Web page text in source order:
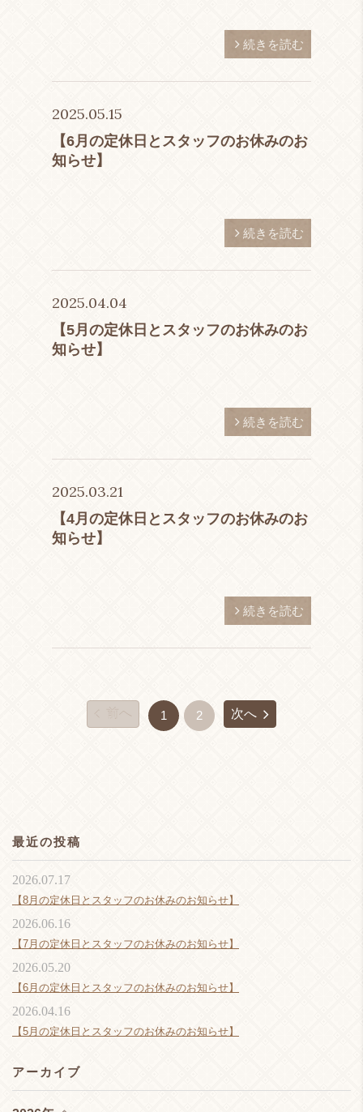
続きを読む
2025.05.15
【6月の定休日とスタッフのお休みのお
知らせ】
続きを読む
2025.04.04
【5月の定休日とスタッフのお休みのお
知らせ】
続きを読む
2025.03.21
【4月の定休日とスタッフのお休みのお
知らせ】
続きを読む
前へ 1 2 次へ
最近の投稿
【8月の定休日とスタッフのお休みのお知らせ】
2026.07.17
【7月の定休日とスタッフのお休みのお知らせ】
2026.06.16
【6月の定休日とスタッフのお休みのお知らせ】
2026.05.20
【5月の定休日とスタッフのお休みのお知らせ】
2026.04.16
アーカイブ